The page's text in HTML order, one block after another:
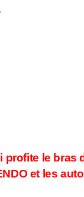
profite le bras
et les